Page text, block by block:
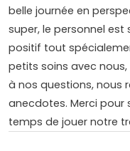
belle journée en
super, le personnel
positif tout
petits soins avec
à nos questions, nous
anecdotes. Merci pour
temps de jouer notre